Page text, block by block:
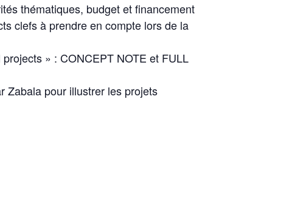
thématiques, budget et financement
clefs à prendre en compte lors de la
» : CONCEPT NOTE et FULL
Zabala pour illustrer les projets